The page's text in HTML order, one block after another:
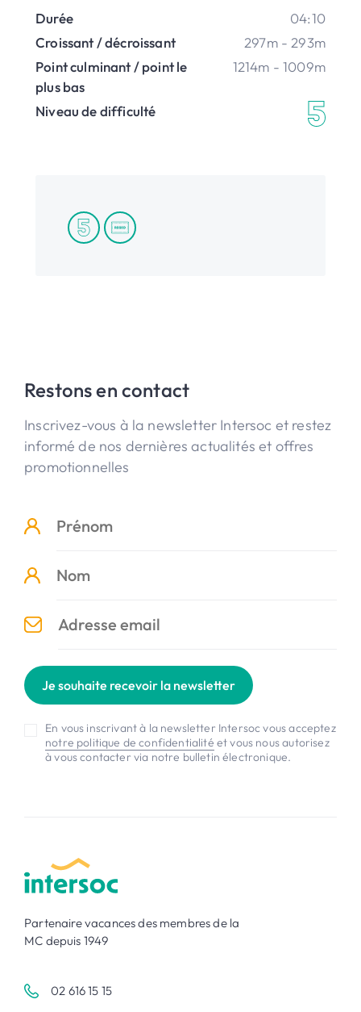
Durée
04:10
Croissant / décroissant
297m - 293m
Point culminant / point le
plus bas
1214m - 1009m
Niveau de difficulté
Restons en contact
Inscrivez-vous à la newsletter Intersoc et restez
informé de nos dernières actualités et offres
promotionnelles
Je souhaite recevoir la newsletter
En vous inscrivant à la newsletter Intersoc vous acceptez
notre politique de confidentialité et vous nous autorisez
à vous contacter via notre bulletin électronique.
Partenaire vacances des membres de la
MC depuis 1949
02 616 15 15